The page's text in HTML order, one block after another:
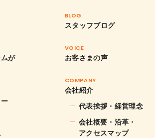
が
BLOG
スタッフブログ
VOICE
お客さまの声
COMPANY
会社紹介
代表挨拶・経営理念
会社概要・沿革・
アクセスマップ